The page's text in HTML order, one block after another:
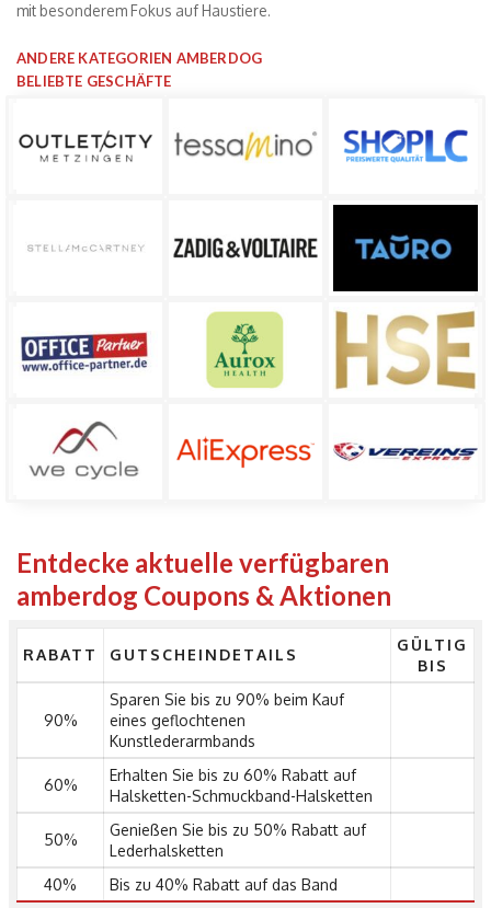
mit besonderem Fokus auf Haustiere.
ANDERE KATEGORIEN AMBERDOG
BELIEBTE GESCHÄFTE
Entdecke aktuelle verfügbaren
amberdog Coupons & Aktionen
RABATT GUTSCHEINDETAILS
GÜLTIG
BIS
90%
Sparen Sie bis zu 90% beim Kauf
eines geflochtenen
Kunstlederarmbands
60%
Erhalten Sie bis zu 60% Rabatt auf
Halsketten-Schmuckband-Halsketten
50%
Genießen Sie bis zu 50% Rabatt auf
Lederhalsketten
40%
Bis zu 40% Rabatt auf das Band